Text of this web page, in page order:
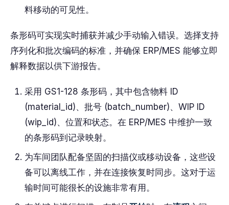
料移动的可见性。
条形码可实现实时捕获并减少手动输入错误。选择支持
序列化和批次编码的标准，并确保 ERP/MES 能够立即
解释数据以供下游报告。
采用 GS1-128 条形码，其中包含物料 ID
(material_id)、批号 (batch_number)、WIP ID
(wip_id)、位置和状态。在 ERP/MES 中维护一致
的条形码到记录映射。
为车间团队配备坚固的扫描仪或移动设备，这些设
备可以离线工作，并在连接恢复时同步。这对于运
输时间可能很长的设施非常有用。